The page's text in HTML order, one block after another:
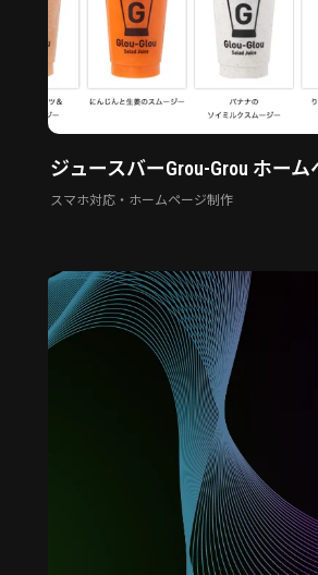
ジュースバーGrou-Grou ホーム
スマホ対応・ホームページ制作